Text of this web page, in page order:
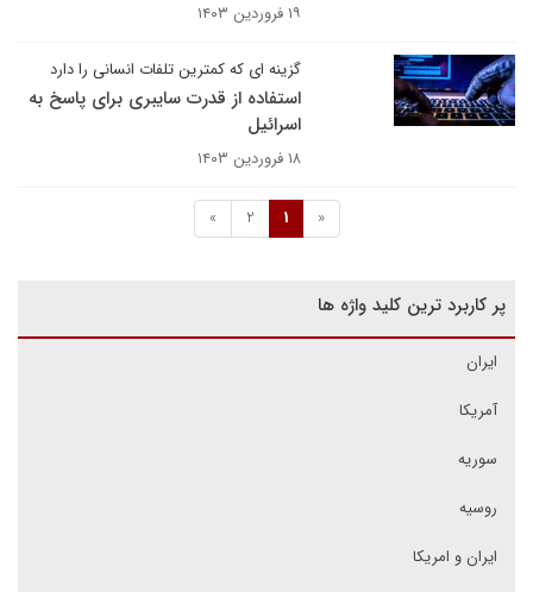
۱۹ فروردین ۱۴۰۳
گزینه ای که کمترین تلفات انسانی را دارد
استفاده از قدرت سایبری برای پاسخ به
اسرائیل
۱۸ فروردین ۱۴۰۳
«
1
2
»
پر کاربرد ترین کلید واژه ها
ایران
آمریکا
سوریه
روسیه
ایران و امریکا